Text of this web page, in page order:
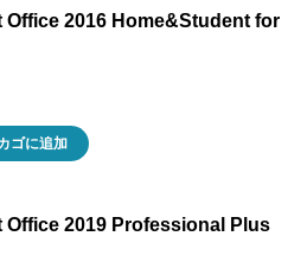
Office 2016 Home&Student for
ゴに追加
Office 2019 Professional Plus